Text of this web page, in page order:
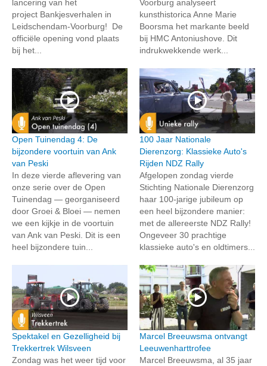
lancering van het
project Bankjesverhalen in
Leidschendam-Voorburg! De
officiële opening vond plaats
bij het...
Voorburg analyseert
kunsthistorica Anne Marie
Boorsma het markante beeld
bij HMC Antoniushove. Dit
indrukwekkende werk...
Open Tuinendag 4: De
bijzondere voortuin van Ank
van Peski
In deze vierde aflevering van
onze serie over de Open
Tuinendag — georganiseerd
door Groei & Bloei — nemen
we een kijkje in de voortuin
van Ank van Peski. Dit is een
heel bijzondere tuin...
100 Jaar Nationale
Dierenzorg: Klassieke Auto's
Rijden NDZ Rally
Afgelopen zondag vierde
Stichting Nationale Dierenzorg
haar 100-jarige jubileum op
een heel bijzondere manier:
met de allereerste NDZ Rally!
Ongeveer 30 prachtige
klassieke auto's en oldtimers...
Spektakel en Gezelligheid bij
Trekkertrek Wilsveen
Zondag was het weer tijd voor
Marcel Breeuwsma ontvangt
Leeuwenharttrofee
Marcel Breeuwsma, al 35 jaar